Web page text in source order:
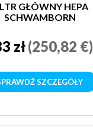
GŁÓWNY HEPA
SCHWAMBORN
zł(250,82 €)
SZCZEGÓŁY